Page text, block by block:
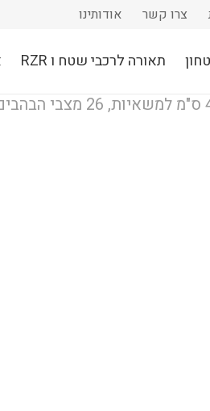
צרו קשר אודותינו
תאורה לרכבי שטח ו RZR